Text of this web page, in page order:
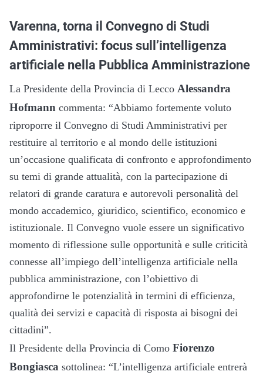
Varenna, torna il Convegno di Studi
Amministrativi: focus sull’intelligenza
artificiale nella Pubblica Amministrazione
La Presidente della Provincia di Lecco Alessandra
Hofmann commenta: “Abbiamo fortemente voluto
riproporre il Convegno di Studi Amministrativi per
restituire al territorio e al mondo delle istituzioni
un’occasione qualificata di confronto e approfondimento
su temi di grande attualità, con la partecipazione di
relatori di grande caratura e autorevoli personalità del
mondo accademico, giuridico, scientifico, economico e
istituzionale. Il Convegno vuole essere un significativo
momento di riflessione sulle opportunità e sulle criticità
connesse all’impiego dell’intelligenza artificiale nella
pubblica amministrazione, con l’obiettivo di
approfondirne le potenzialità in termini di efficienza,
qualità dei servizi e capacità di risposta ai bisogni dei
cittadini”.
Il Presidente della Provincia di Como Fiorenzo
Bongiasca sottolinea: “L’intelligenza artificiale entrerà